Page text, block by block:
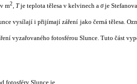
m2, Tje teplota tělesa v kelvinech a σje
vysílají i přijímají záření jako černá tělesa.
vyzařovaného fotosférou Slunce. Tuto část
fotosféry Slunce je